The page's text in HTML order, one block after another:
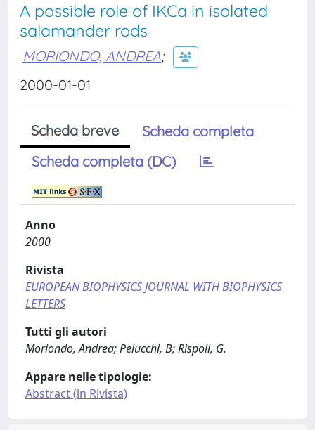
A possible role of IKCa in isolated
salamander rods
MORIONDO, ANDREA;
2000-01-01
Scheda breve
Scheda completa
Scheda completa (DC)
Anno
2000
Rivista
EUROPEAN BIOPHYSICS JOURNAL WITH BIOPHYSICS
LETTERS
Tutti gli autori
Moriondo, Andrea; Pelucchi, B; Rispoli, G.
Appare nelle tipologie:
Abstract (in Rivista)